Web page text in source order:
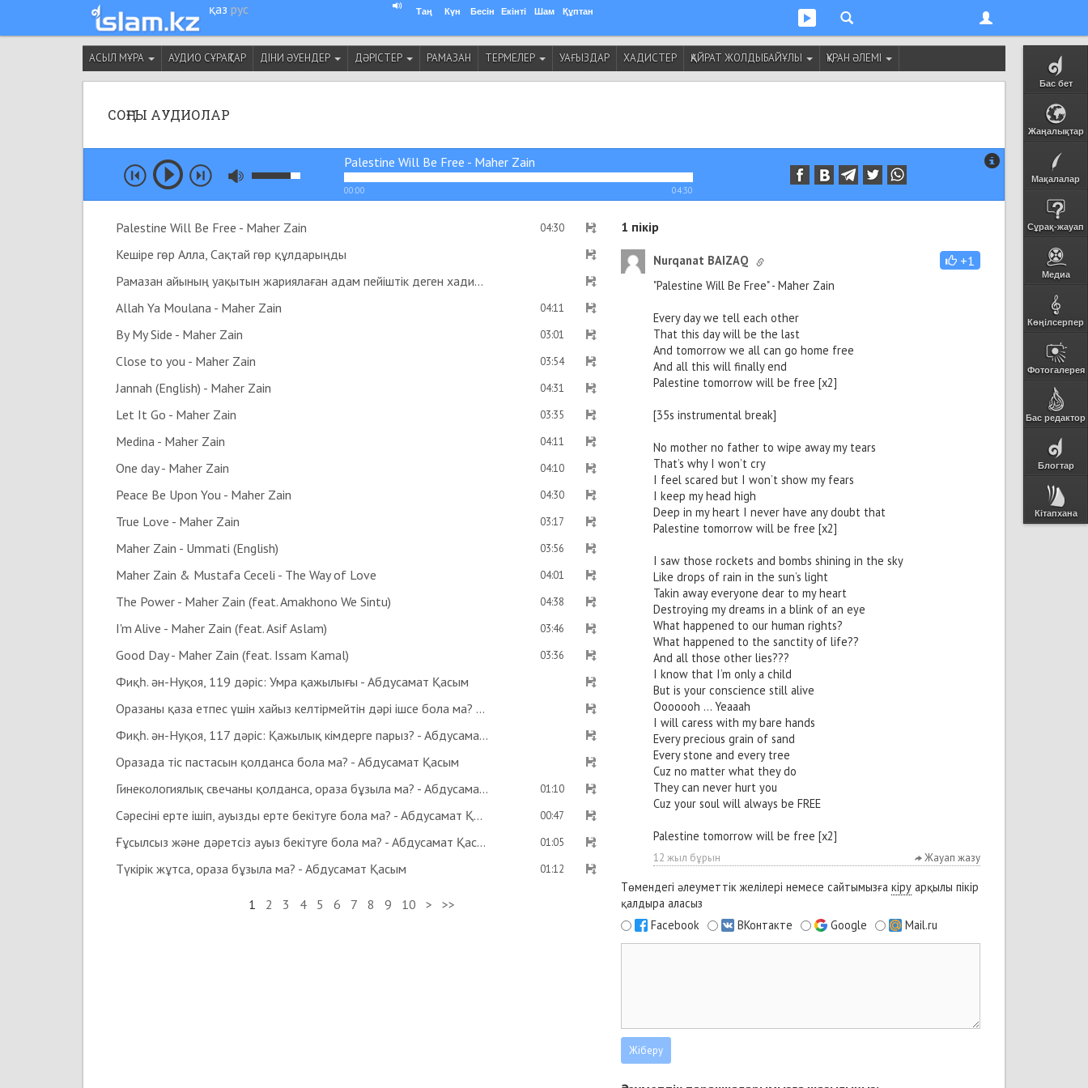
қаз рус Таң Күн Бесін Екінті Шам Құптан
Бас бет
Жаңалықтар
Мақалалар
Сұрақ-жауап
Медиа
Көңілсерпер
Фотогалерея
Бас редактор
Блогтар
Кітапхана
АСЫЛ МҰРА АУДИО СҰРАҚТАР ДІНИ ӘУЕНДЕР ДӘРІСТЕР РАМАЗАН ТЕРМЕЛЕР УАҒЫЗДАР ХАДИСТЕР ҚАЙРАТ ЖОЛДЫБАЙҰЛЫ ҚҰРАН ӘЛЕМІ
СОҢҒЫ АУДИОЛАР
Palestine Will Be Free - Maher Zain
00:00 04:30
Palestine Will Be Free - Maher Zain 04:30
Кешіре гөр Алла, Сақтай гөр құлдарыңды
Рамазан айының уақытын жариялаған адам пейіштік деген хадис бар ма? - Абдусамат Қасым
Allah Ya Moulana - Maher Zain
04:11
By My Side - Maher Zain 03:01
Close to you - Maher Zain 03:54
Jannah (English) - Maher Zain 04:31
Let It Go - Maher Zain 03:35
Medina - Maher Zain 04:11
One day - Maher Zain 04:10
Peace Be Upon You - Maher Zain 04:30
True Love - Maher Zain 03:17
Maher Zain - Ummati (English) 03:56
Maher Zain & Mustafa Ceceli - The Way of Love 04:01
The Power - Maher Zain (feat. Amakhono We Sintu) 04:38
I'm Alive - Maher Zain (feat. Asif Aslam) 03:46
Good Day - Maher Zain (feat. Issam Kamal) 03:36
Фиқһ. ән-Нуқоя, 119 дәріс: Умра қажылығы - Абдусамат Қасым
Оразаны қаза етпес үшін хайыз келтірмейтін дәрі ішсе бола ма? Көзге дәрі тамызса ораза бұзыла ма? - Абдусамат Қасым
Фиқһ. ән-Нуқоя, 117 дәріс: Қажылық кімдерге парыз? - Абдусамат Қасым
Оразада тіс пастасын қолданса бола ма? - Абдусамат Қасым
Гинекологиялық свечаны қолданса, ораза бұзыла ма? - Абдусамат Қасым
01:10
Сәресіні ерте ішіп, ауызды ерте бекітуге бола ма? - Абдусамат Қасым 00:47
Ғұсылсыз және дәретсіз ауыз бекітуге бола ма? - Абдусамат Қасым 01:05
Түкірік жұтса, ораза бұзыла ма? - Абдусамат Қасым 01:12
1 2 3 4 5 6 7 8 9 10 > >>
1 пікір
Nurqanat BAIZAQ +1
"Palestine Will Be Free" - Maher Zain
Every day we tell each other
That this day will be the last
And tomorrow we all can go home free
And all this will finally end
Palestine tomorrow will be free [x2]
[35s instrumental break]
No mother no father to wipe away my tears
That’s why I won’t cry
I feel scared but I won’t show my fears
I keep my head high
Deep in my heart I never have any doubt that
Palestine tomorrow will be free [x2]
I saw those rockets and bombs shining in the sky
Like drops of rain in the sun’s light
Takin away everyone dear to my heart
Destroying my dreams in a blink of an eye
What happened to our human rights?
What happened to the sanctity of life??
And all those other lies???
I know that I’m only a child
But is your conscience still alive
Ooooooh ... Yeaaah
I will caress with my bare hands
Every precious grain of sand
Every stone and every tree
Cuz no matter what they do
They can never hurt you
Cuz your soul will always be FREE
Palestine tomorrow will be free [x2]
12 жыл бұрын Жауап жазу
Төмендегі әлеуметтік желілері немесе сайтымызға кіруарқылы пікір
қалдыра аласыз
Facebook
ВКонтакте Google Mail.ru